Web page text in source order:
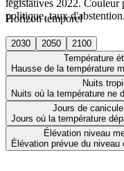
Horizon temporel
2030 2050
2100
Température
Hausse de la température
Nuits
Nuits où la température ne
Jours de canicule
Jours où la température
Élévation niveau
Élévation prévue du niveau
législatives 2022. Couleur
politique, taux d'abstention.